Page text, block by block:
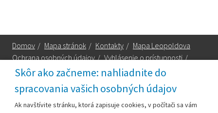
Skôr ako začneme: nahliadnite do
spracovania vašich osobných údajov
Ak navštívite stránku, ktorá zapisuje cookies, v počítači sa vám
Domov / Mapa stránok / Kontakty / Mapa Leopoldova
Ochrana osobných údajov / Vyhlásenie o prístupnosti /
Technická podpora